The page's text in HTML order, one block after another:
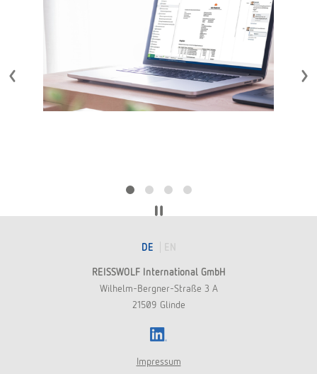
DE EN
REISSWOLF International GmbH
Wilhelm-Bergner-Straße 3 A
21509 Glinde
Impressum